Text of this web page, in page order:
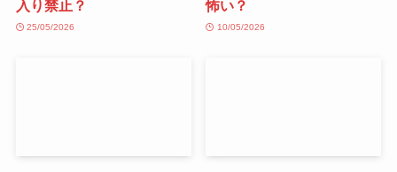
入り禁止？
25/05/2026
怖い？
10/05/2026